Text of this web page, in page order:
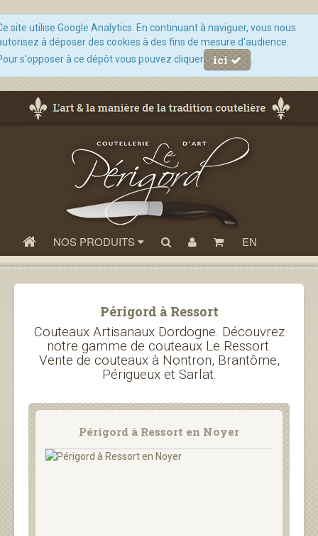
site utilise Google Analytics. En continuant à naviguer, vous nous
à déposer des cookies à des fins de mesure d'audience.
s'opposer à ce dépôt vous pouvez cliquer
ici
NOS PRODUITS EN
Périgord à Ressort
Couteaux Artisanaux Dordogne. Découvrez
notre gamme de couteaux Le Ressort.
Vente de couteaux à Nontron, Brantôme,
Périgueux et Sarlat.
Périgord à Ressort en Noyer